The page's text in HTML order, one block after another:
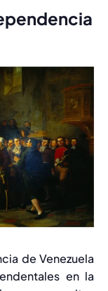
de Venezuela
en la